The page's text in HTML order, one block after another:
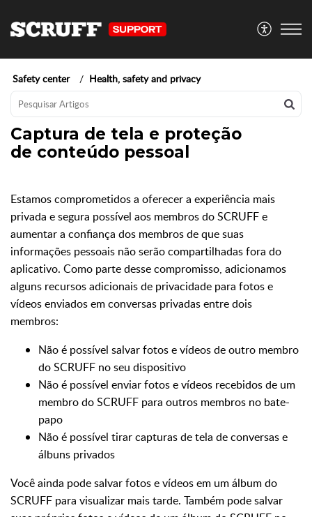
Safety center Health, safety and privacy
Captura de tela e proteção
de conteúdo pessoal
Estamos comprometidos a oferecer a experiência mais
privada e segura possível aos membros do SCRUFF e
aumentar a confiança dos membros de que suas
informações pessoais não serão compartilhadas fora do
aplicativo. Como parte desse compromisso, adicionamos
alguns recursos adicionais de privacidade para fotos e
vídeos enviados em conversas privadas entre dois
membros:
Não é possível salvar fotos e vídeos de outro membro
do SCRUFF no seu dispositivo
Não é possível enviar fotos e vídeos recebidos de um
membro do SCRUFF para outros membros no bate-
papo
Não é possível tirar capturas de tela de conversas e
álbuns privados
Você ainda pode salvar fotos e vídeos em um álbum do
SCRUFF para visualizar mais tarde. Também pode salvar